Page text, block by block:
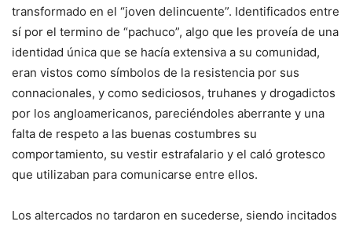
transformado en el “joven delincuente”. Identificados entre
sí por el termino de “pachuco”, algo que les proveía de una
identidad única que se hacía extensiva a su comunidad,
eran vistos como símbolos de la resistencia por sus
connacionales, y como sediciosos, truhanes y drogadictos
por los angloamericanos, pareciéndoles aberrante y una
falta de respeto a las buenas costumbres su
comportamiento, su vestir estrafalario y el caló grotesco
que utilizaban para comunicarse entre ellos.
Los altercados no tardaron en sucederse, siendo incitados